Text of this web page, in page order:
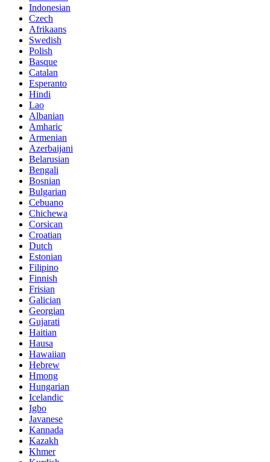
Indonesian
Czech
Afrikaans
Swedish
Polish
Basque
Catalan
Esperanto
Hindi
Lao
Albanian
Amharic
Armenian
Azerbaijani
Belarusian
Bengali
Bosnian
Bulgarian
Cebuano
Chichewa
Corsican
Croatian
Dutch
Estonian
Filipino
Finnish
Frisian
Galician
Georgian
Gujarati
Haitian
Hausa
Hawaiian
Hebrew
Hmong
Hungarian
Icelandic
Igbo
Javanese
Kannada
Kazakh
Khmer